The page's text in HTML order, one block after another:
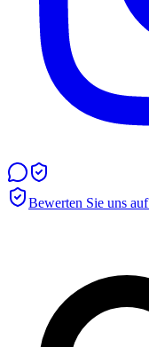
Bewerten Sie uns